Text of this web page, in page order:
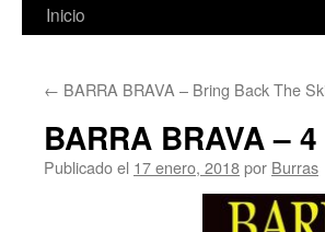
Inicio
← BARRA BRAVA – Bring Back The
BARRA BRAVA –
Publicado el 17 enero, 2018por Burras